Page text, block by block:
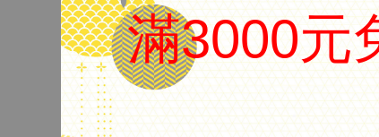
滿3000元
.
品名
鋼筆用墨水-08橘色
容量
15ML/瓶
備註